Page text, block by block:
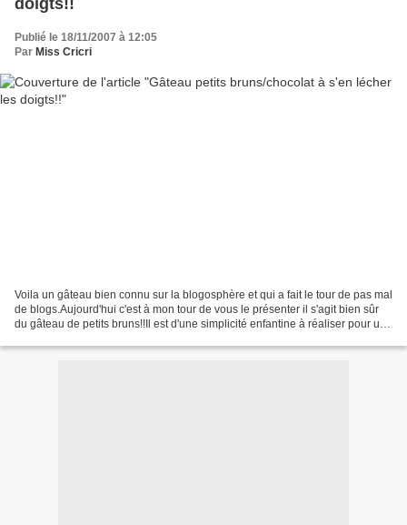
Publié le 18/11/2007 à 12:05
Par Miss Cricri
Voila un gâteau bien connu sur la blogosphère et qui a fait le tour de pas mal
de blogs.Aujourd'hui c'est à mon tour de vous le présenter il s'agit bien sûr
du gâteau de petits bruns!!Il est d'une simplicité enfantine à réaliser pour un